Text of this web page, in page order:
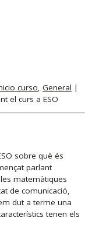
curso, General |
el curs a ESO
sobre què és
parlant
matemàtiques
de comunicació,
dut a terme una
tenen els